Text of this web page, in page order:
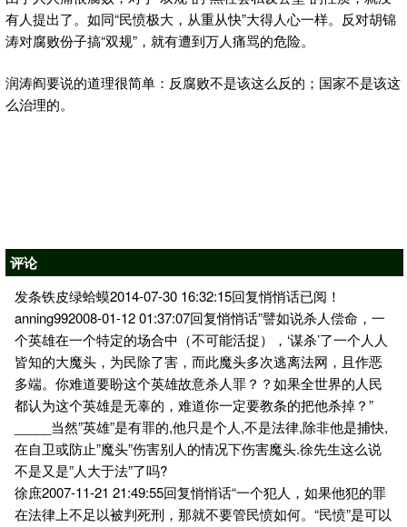
有人提出了。如同“民愤极大，从重从快”大得人心一样。反对胡锦
涛对腐败份子搞“双规”，就有遭到万人痛骂的危险。
润涛阎要说的道理很简单：反腐败不是该这么反的；国家不是该这
么治理的。
评论
发条铁皮绿蛤蟆2014-07-30 16:32:15回复悄悄话已阅！
anning992008-01-12 01:37:07回复悄悄话”譬如说杀人偿命，一
个英雄在一个特定的场合中（不可能活捉），‘谋杀’了一个人人
皆知的大魔头，为民除了害，而此魔头多次逃离法网，且作恶
多端。你难道要盼这个英雄故意杀人罪？？如果全世界的人民
都认为这个英雄是无辜的，难道你一定要教条的把他杀掉？”
_____当然”英雄”是有罪的,他只是个人,不是法律,除非他是捕快,
在自卫或防止”魔头”伤害别人的情况下伤害魔头.徐先生这么说
不是又是”人大于法”了吗?
徐庶2007-11-21 21:49:55回复悄悄话“一个犯人，如果他犯的罪
在法律上不足以被判死刑，那就不要管民愤如何。“民愤”是可以